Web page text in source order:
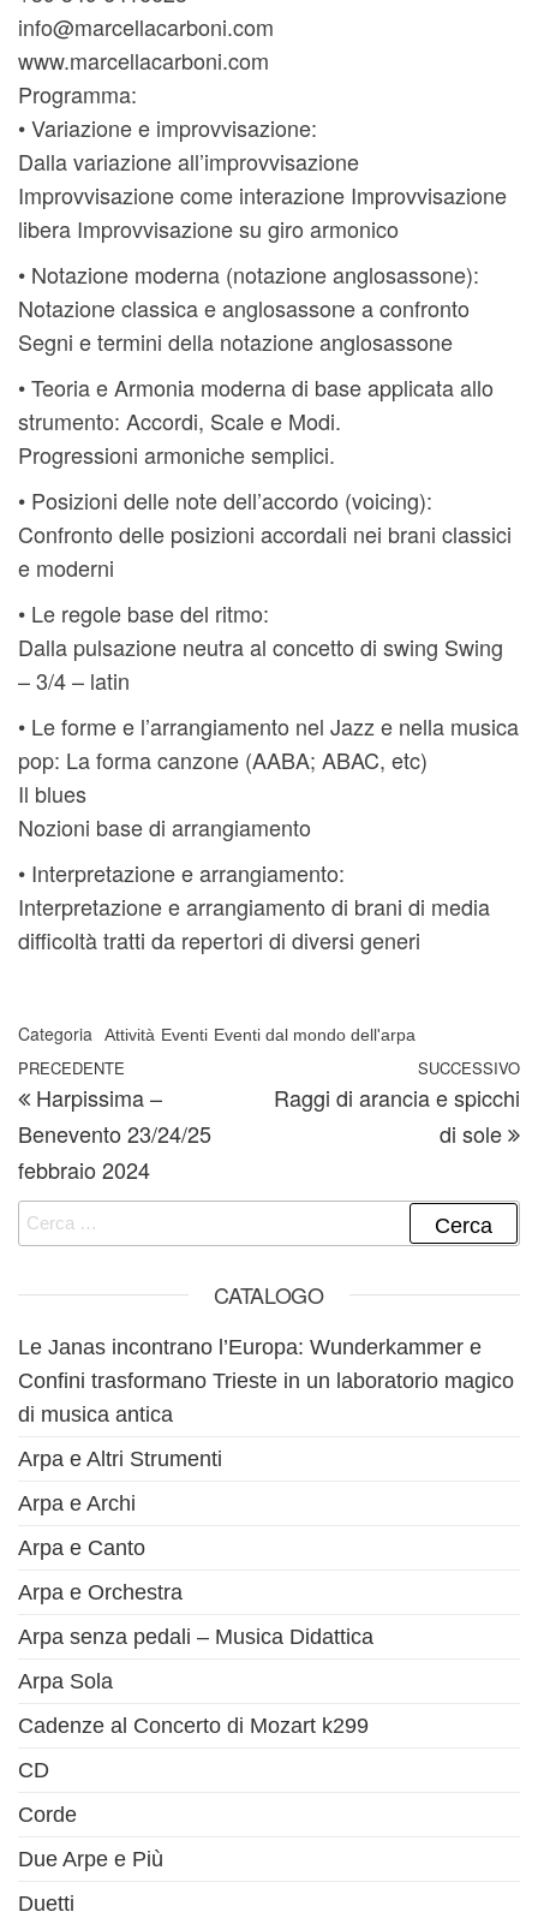
info@marcellacarboni.com
www.marcellacarboni.com
Programma:
• Variazione e improvvisazione:
Dalla variazione all’improvvisazione
Improvvisazione come interazione Improvvisazione
libera Improvvisazione su giro armonico
• Notazione moderna (notazione anglosassone):
Notazione classica e anglosassone a confronto
Segni e termini della notazione anglosassone
• Teoria e Armonia moderna di base applicata allo
strumento: Accordi, Scale e Modi.
Progressioni armoniche semplici.
• Posizioni delle note dell’accordo (voicing):
Confronto delle posizioni accordali nei brani classici
e moderni
• Le regole base del ritmo:
Dalla pulsazione neutra al concetto di swing Swing
– 3/4 – latin
• Le forme e l’arrangiamento nel Jazz e nella musica
pop: La forma canzone (AABA; ABAC, etc)
Il blues
Nozioni base di arrangiamento
• Interpretazione e arrangiamento:
Interpretazione e arrangiamento di brani di media
difficoltà tratti da repertori di diversi generi
Categoria Attività Eventi Eventi dal mondo dell'arpa
Navigazione articoli
Articolo precedente
PRECEDENTE
Harpissima –
Benevento 23/24/25
febbraio 2024
SUCCESSIVO
Raggi di arancia e spicchi
di sole
Ricerca per:
CATALOGO
Le Janas incontrano l’Europa: Wunderkammer e
Confini trasformano Trieste in un laboratorio magico
di musica antica
Arpa e Altri Strumenti
Arpa e Archi
Arpa e Canto
Arpa e Orchestra
Arpa senza pedali – Musica Didattica
Arpa Sola
Cadenze al Concerto di Mozart k299
CD
Corde
Due Arpe e Più
Duetti